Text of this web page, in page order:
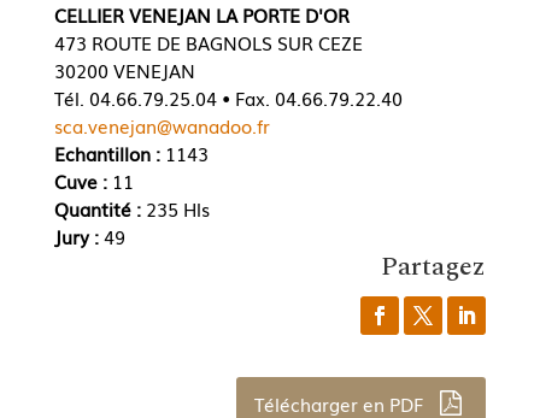
CELLIER VENEJAN LA PORTE D'OR
473 ROUTE DE BAGNOLS SUR CEZE
30200 VENEJAN
Tél. 04.66.79.25.04 • Fax. 04.66.79.22.40
sca.venejan@wanadoo.fr
Echantillon :1143
Cuve : 11
Quantité : 235 Hls
Jury :49
Partagez
Télécharger en PDF